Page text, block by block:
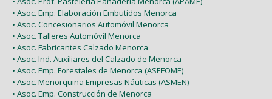
• Asoc. Emp. Elaboración Embutidos Menorca
• Asoc. Concesionarios Automóvil Menorca
• Asoc. Talleres Automóvil Menorca
• Asoc. Fabricantes Calzado Menorca
• Asoc. Ind. Auxiliares del Calzado de Menorca
• Asoc. Emp. Forestales de Menorca (ASEFOME)
• Asoc. Menorquina Empresas Náuticas (ASMEN)
• Asoc. Emp. Construcción de Menorca